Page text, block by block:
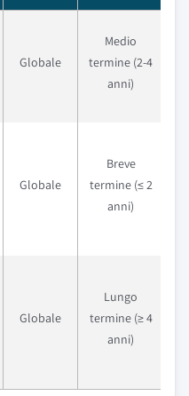
Globale
Medio
termine (2-4
anni)
Globale
Breve
termine (≤ 2
anni)
Globale
Lungo
termine (≥ 4
anni)